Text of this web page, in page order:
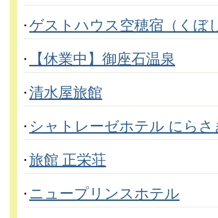
ゲストハウス空穂宿（くぼ
【休業中】御座石温泉
清水屋旅館
シャトレーゼホテル にらさ
旅館 正栄荘
ニュープリンスホテル